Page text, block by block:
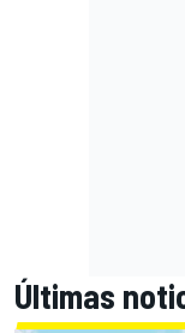
Últimas